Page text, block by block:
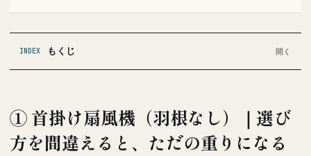
INDEX もくじ
① 首掛け扇風機（羽根なし）｜選び
方を間違えると、ただの重りになる